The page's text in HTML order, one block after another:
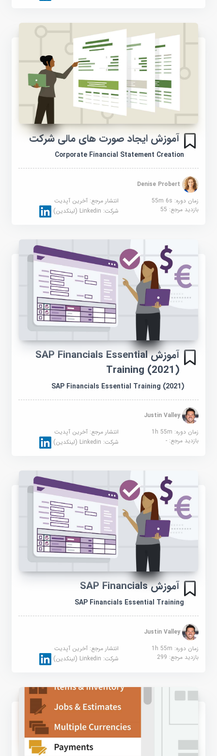
آموزش ایجاد صورت های مالی شرکت
Corporate Financial Statement Creation
Denise Probert
زمان دوره: 55m 6s
انتشار مرجع:آخرین آپدیت
بازدید مرجع:55 شرکت:Linkedin (لینکدین)
آموزش SAP Financials Essential
Training (2021)
SAP Financials Essential Training (2021)
Justin Valley
زمان دوره: 1h 55m
انتشار مرجع:آخرین آپدیت
بازدید مرجع:- شرکت:Linkedin (لینکدین)
آموزش SAP Financials
SAP Financials Essential Training
Justin Valley
زمان دوره: 1h 55m
انتشار مرجع:آخرین آپدیت
بازدید مرجع:299 شرکت:Linkedin (لینکدین)